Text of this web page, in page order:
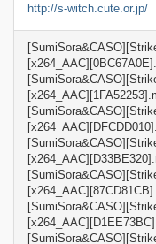
http://s-witch.cute.or.jp/